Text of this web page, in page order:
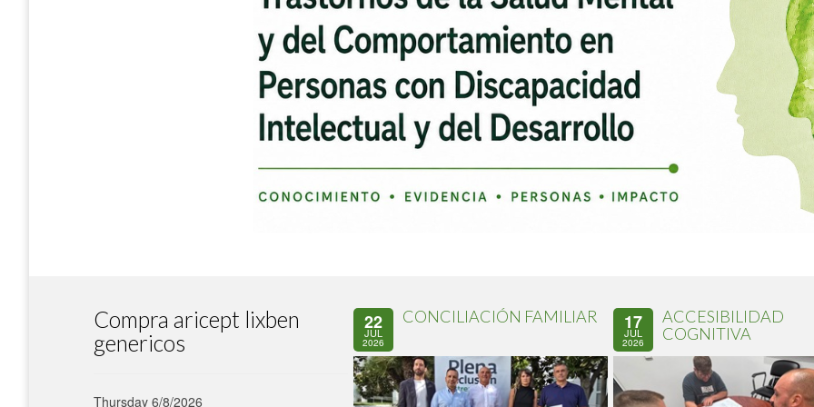
Compra aricept lixben
genericos
Thursday 6/8/2026
22
JUL
2026
CONCILIACIÓN FAMILIAR 17
JUL
2026
ACCESIBILIDAD
COGNITIVA